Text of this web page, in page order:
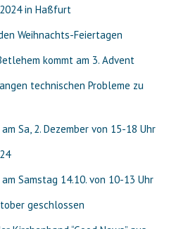
in Haßfurt
Weihnachts-Feiertagen
kommt am 3. Advent
technischen Probleme zu
Sa, 2. Dezember von 15-18 Uhr
Samstag 14.10. von 10-13 Uhr
geschlossen